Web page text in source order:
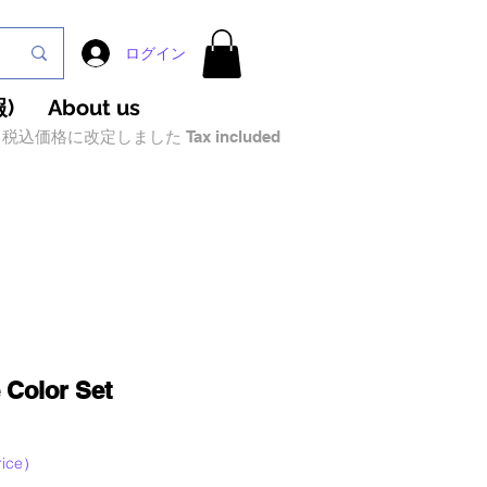
ログイン
) About us
込価格に改定しました Tax included
Color Set
）